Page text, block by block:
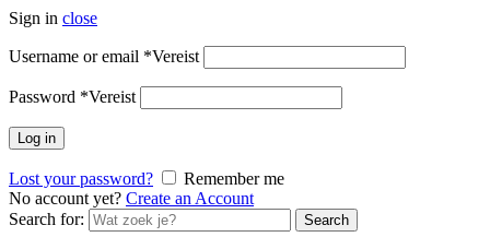
Sign in close
Username or email *Vereist
Password *Vereist
Log in
Lost your password?
Remember me
No account yet? Create an Account
Search for:
Search